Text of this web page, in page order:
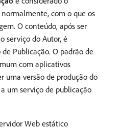
com o que os
O conteúdo, após ser
serviço do Autor, é
Publicação. O padrão de
com aplicativos
uma versão de produção do
um serviço de publicação
Web estático